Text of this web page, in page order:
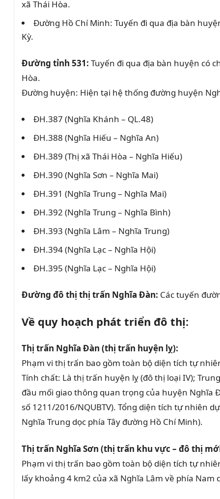
xã Thái Hòa.
Đường Hồ Chí Minh: Tuyến đi qua địa bàn
Kỳ.
Đường tỉnh 531: Tuyến đi qua địa bàn huyện có
Hòa.
Đường huyện: Hiện tại hệ thống đường huyện
ĐH.387 (Nghĩa Khánh – QL.48)
ĐH.388 (Nghĩa Hiếu – Nghĩa An)
ĐH.389 (Thị xã Thái Hòa – Nghĩa Hiếu)
ĐH.390 (Nghĩa Sơn – Nghĩa Mai)
ĐH.391 (Nghĩa Trung – Nghĩa Mai)
ĐH.392 (Nghĩa Trung – Nghĩa Bình)
ĐH.393 (Nghĩa Lâm – Nghĩa Trung)
ĐH.394 (Nghĩa Lạc – Nghĩa Hội)
ĐH.395 (Nghĩa Lạc – Nghĩa Hội)
Đường đô thị thị trấn Nghĩa Đàn: Các tuyến
Về quy hoạch phát triển đô thị:
Thị trấn Nghĩa Đàn (thị trấn huyện lỵ):
Phạm vi thị trấn bao gồm toàn bộ diện tích tự
Tính chất: Là thị trấn huyện lỵ (đô thị loại IV);
đầu mối giao thông quan trọng của huyện Nghĩa
số 1211/2016/NQUBTV). Tổng diện tích tự nhiên
Nghĩa Trung dọc phía Tây đường Hồ Chí Minh).
Thị trấn Nghĩa Sơn (thị trấn khu vực – đô thị
Phạm vi thị trấn bao gồm toàn bộ diện tích tự
lấy khoảng 4 km2 của xã Nghĩa Lâm về phía Nam